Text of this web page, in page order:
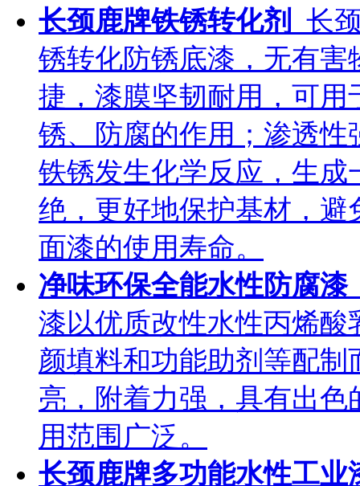
长颈鹿牌铁锈转化剂 长
锈转化防锈底漆，无有
捷，漆膜坚韧耐用，可
锈、防腐的作用；渗透
铁锈发生化学反应，生
绝，更好地保护基材，
面漆的使用寿命。
净味环保全能水性防腐
漆以优质改性水性丙烯
颜填料和功能助剂等配
亮，附着力强，具有出
用范围广泛。
长颈鹿牌多功能水性工